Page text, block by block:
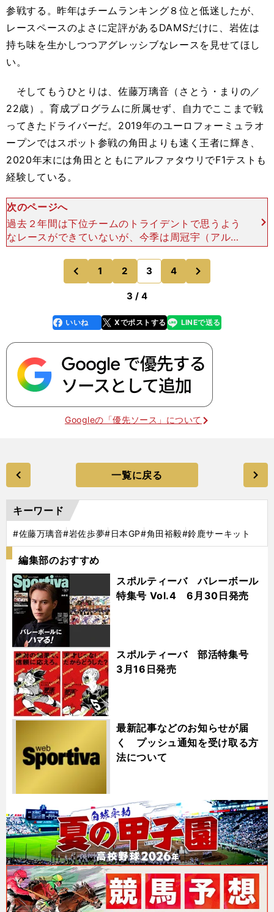
参戦する。昨年はチームランキング８位と低迷したが、
レースペースのよさに定評があるDAMSだけに、岩佐は
持ち味を生かしつつアグレッシブなレースを見せてほし
い。
そしてもうひとりは、佐藤万璃音（さとう・まりの／
22歳）。育成プログラムに所属せず、自力でここまで戦
ってきたドライバーだ。2019年のユーロフォーミュラオ
ープンではスポット参戦の角田よりも速く王者に輝き、
2020年末には角田とともにアルファタウリでF1テストも
経験している。
次のページへ
過去２年間は下位チームのトライデントで思うよう
なレースができていないが、今季は周冠宇（アルフ
ァロメオ）が昨年ランキング３位となったUNIビル
トゥオーシに移籍。トライデントでは実力を量るこ
とが難しかった
前
のページへ
1 2 3 4
のページへ
3 / 4
faceboo
k
いいね Xでポストする
line LINEで送る
Googleの「優先ソース」について
一覧に戻る
キーワード
#佐藤万璃音#岩佐歩夢#日本GP#角田裕毅#鈴鹿サーキット
編集部のおすすめ
スポルティーバ バレーボール
特集号 Vol.4 6月30日発売
スポルティーバ 部活特集号
3月16日発売
最新記事などのお知らせが届
く プッシュ通知を受け取る方
法について